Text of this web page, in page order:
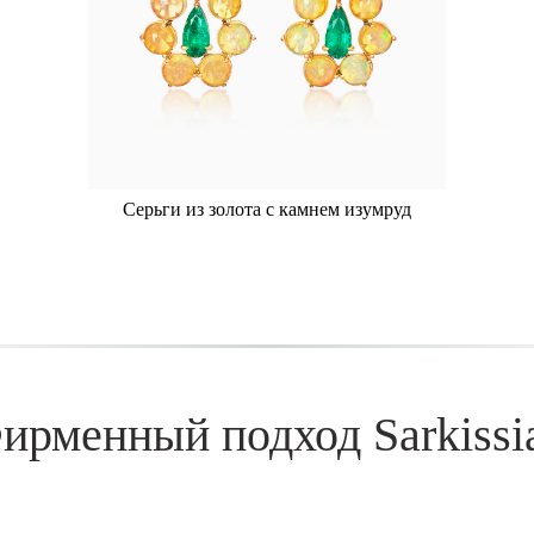
Серьги из золота с камнем изумруд
подход